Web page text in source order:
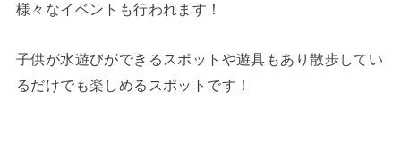
様々なイベントも行われます！
子供が水遊びができるスポットや遊具もあり散歩してい
るだけでも楽しめるスポットです！